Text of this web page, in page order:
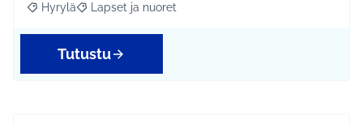
Rajaa tulokset aihepiirin mukaan: Hyrylä
Hyrylä Rajaa tulokset teeman mukaan: Lapset ja nuoret
Lapset ja nuoret
Tutustu